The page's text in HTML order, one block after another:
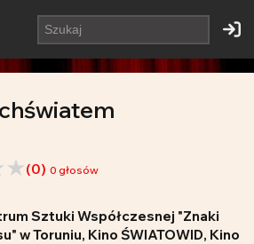
(0) 0 głosów
Sztuki Współczesnej "Znaki
w Toruniu, Kino ŚWIATOWID, Kino